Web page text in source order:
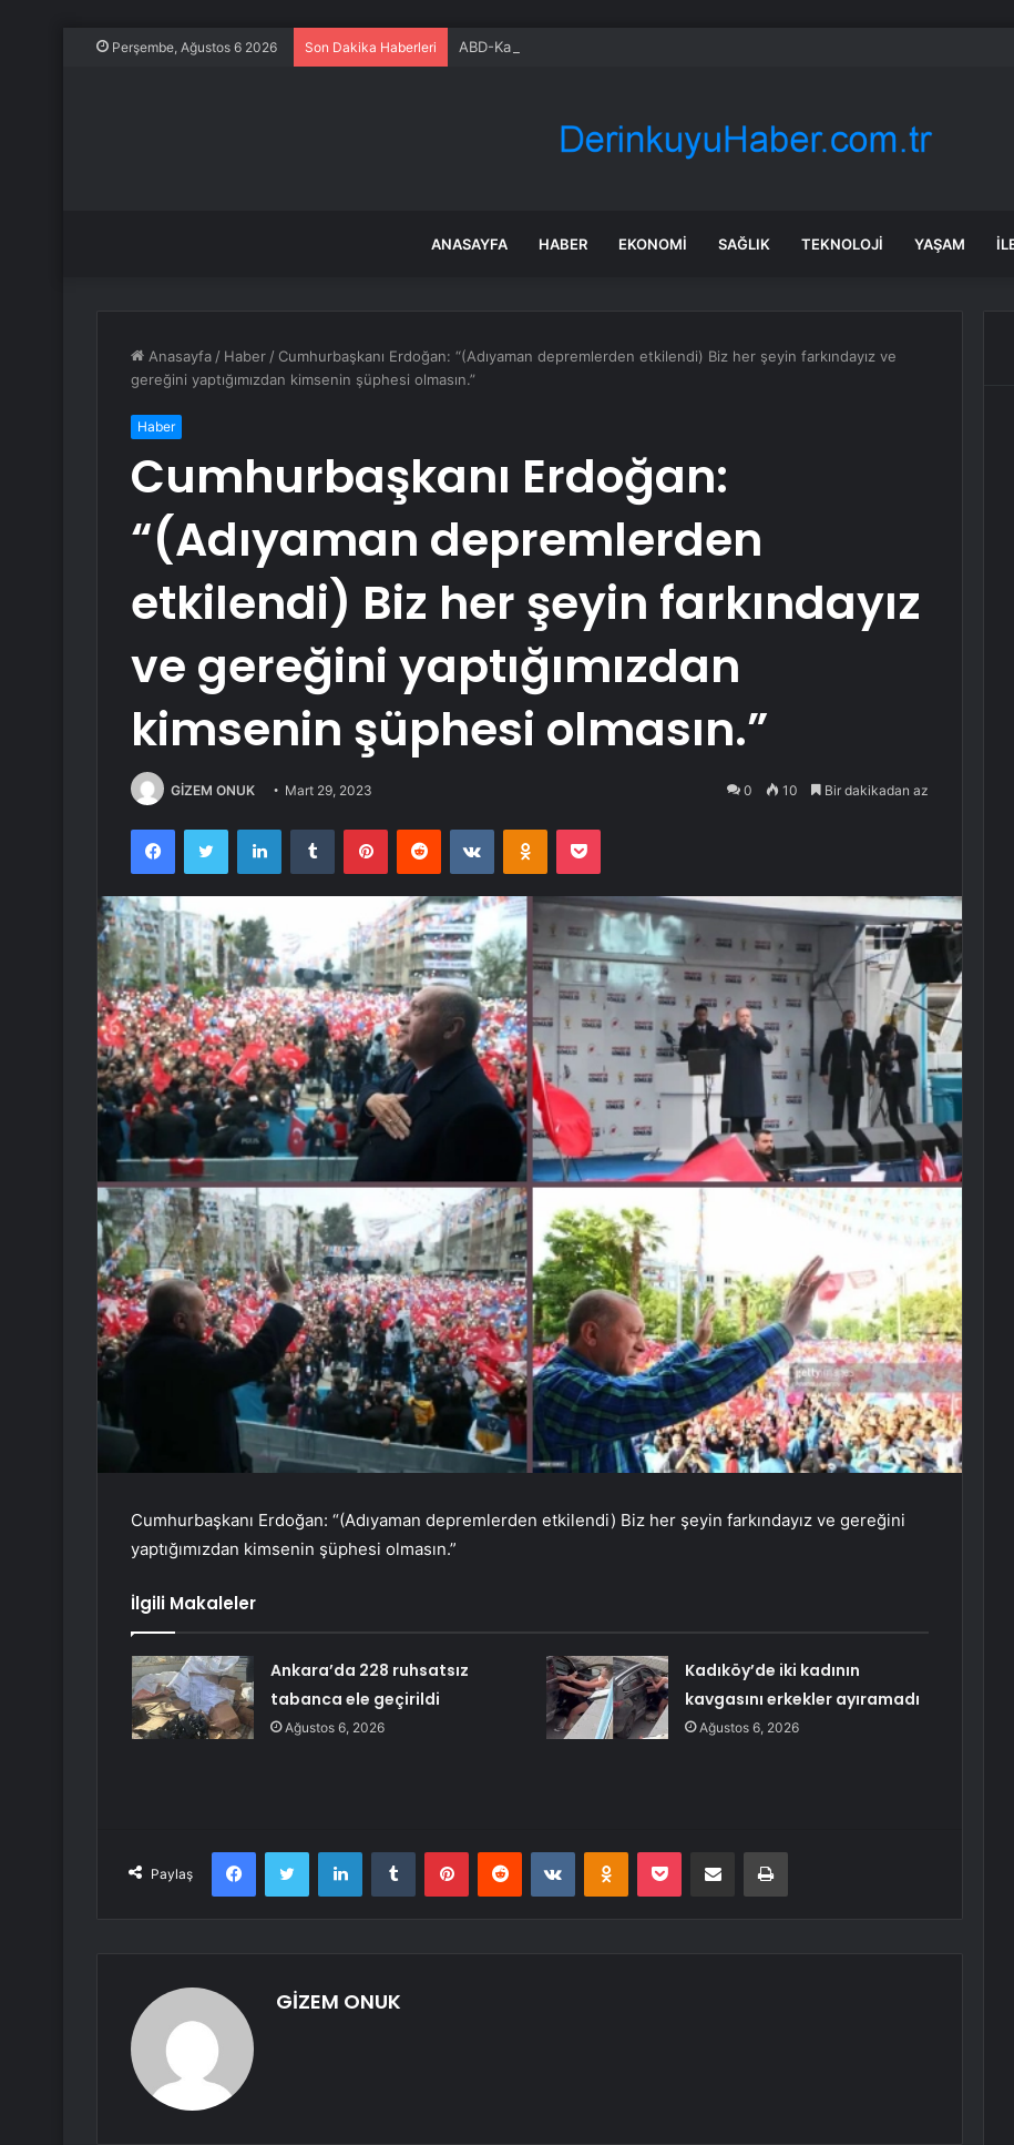
Perşembe, Ağustos 6 2026 Son Dakika Haberleri ABD-Kanada enerji ticareti değeri 2025’te artan gaz fiyatlarıyla yükseldi
ANASAYFA HABER EKONOMI SAĞLIK TEKNOLOJI YAŞAM
Anasayfa / Haber / Cumhurbaşkanı Erdoğan: “(Adıyaman depremlerden etkilendi) Biz her şeyin farkındayız ve
gereğini yaptığımızdan kimsenin şüphesi olmasın.”
Haber
Cumhurbaşkanı Erdoğan:
“(Adıyaman depremlerden
etkilendi) Biz her şeyin farkındayız
ve gereğini yaptığımızdan
kimsenin şüphesi olmasın.”
GİZEM ONUK Mart 29, 2023 0 10 Bir dakikadan az
FacebookTwitter LinkedInTumblr PinterestReddit VKontakteOdnoklassniki
Pocket
Cumhurbaşkanı Erdoğan: “(Adıyaman depremlerden etkilendi) Biz her şeyin farkındayız ve gereğini
yaptığımızdan kimsenin şüphesi olmasın.”
İlgili Makaleler
Ankara’da 228 ruhsatsız
tabanca ele geçirildi
Ağustos 6, 2026
Kadıköy’de iki kadının
kavgasını erkekler ayıramadı
Ağustos 6, 2026
Paylaş
FacebookTwitter LinkedInTumblr PinterestReddit VKontakteOdnoklassniki
Pocket E-Posta ile paylaş Yazdır
GİZEM ONUK